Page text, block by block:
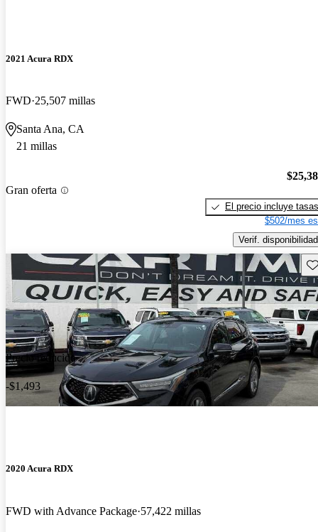
2021 Acura RDX
FWD 25,507 millas
Santa Ana, CA
21 millas
Gran oferta
El precio incluye tasas
$502/mes
Verif. disponibilidad
Precio reducido
-$1,493
2020 Acura RDX
FWD with Advance Package 57,422 millas